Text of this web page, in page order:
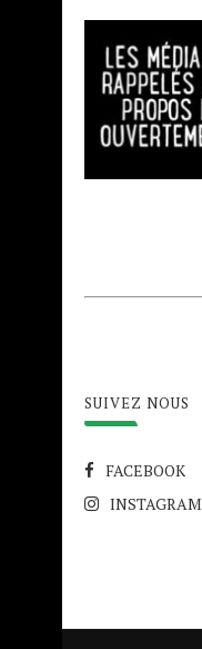
SUIVEZ NOUS
FACEBOOK
INSTAGRAM